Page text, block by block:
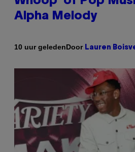
Alpha Melody
10 uur geledenDoor Lauren